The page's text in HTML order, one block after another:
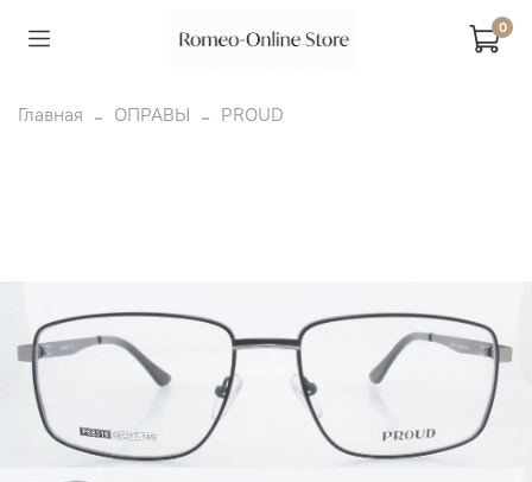
0
Главная ОПРАВЫ PROUD